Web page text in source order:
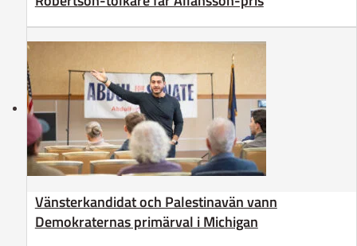
Vänsterkandidat och Palestinavän vann
Demokraternas primärval i Michigan